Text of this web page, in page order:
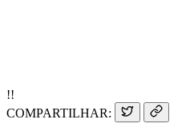
!!
COMPARTILHAR: